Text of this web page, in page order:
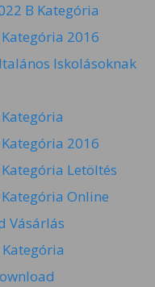
B Kategória
Kategória 2016
Iskolásoknak
Kategória 2016
Kategória Letöltés
Kategória Online
Vásárlás
Kategória